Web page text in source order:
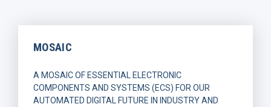
MOSAIC
A MOSAIC OF ESSENTIAL ELECTRONIC
COMPONENTS AND SYSTEMS (ECS) FOR OUR
AUTOMATED DIGITAL FUTURE IN INDUSTRY AND